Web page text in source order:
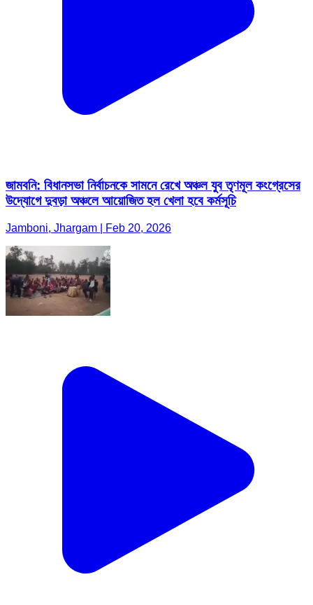
জামবনি: বিধানসভা নির্বাচনকে সামনে রেখে অঞ্চল যুব তৃণমূল কংগ্রেসের
উদ্যোগে দুবড়া অঞ্চলে আয়োজিত হল খেলা হবে কর্মসূচি
Jamboni, Jhargam | Feb 20, 2026